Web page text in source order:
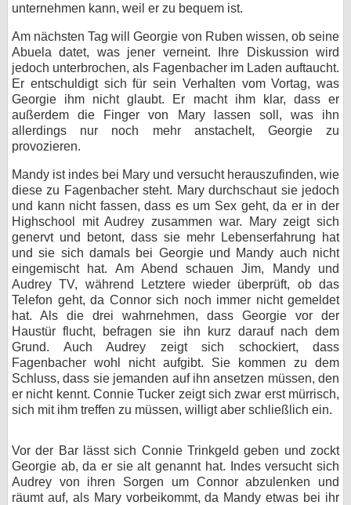
unternehmen kann, weil er zu bequem ist.
Am nächsten Tag will Georgie von Ruben wissen, ob seine
Abuela datet, was jener verneint. Ihre Diskussion wird
jedoch unterbrochen, als Fagenbacher im Laden auftaucht.
Er entschuldigt sich für sein Verhalten vom Vortag, was
Georgie ihm nicht glaubt. Er macht ihm klar, dass er
außerdem die Finger von Mary lassen soll, was ihn
allerdings nur noch mehr anstachelt, Georgie zu
provozieren.
Mandy ist indes bei Mary und versucht herauszufinden, wie
diese zu Fagenbacher steht. Mary durchschaut sie jedoch
und kann nicht fassen, dass es um Sex geht, da er in der
Highschool mit Audrey zusammen war. Mary zeigt sich
genervt und betont, dass sie mehr Lebenserfahrung hat
und sie sich damals bei Georgie und Mandy auch nicht
eingemischt hat. Am Abend schauen Jim, Mandy und
Audrey TV, während Letztere wieder überprüft, ob das
Telefon geht, da Connor sich noch immer nicht gemeldet
hat. Als die drei wahrnehmen, dass Georgie vor der
Haustür flucht, befragen sie ihn kurz darauf nach dem
Grund. Auch Audrey zeigt sich schockiert, dass
Fagenbacher wohl nicht aufgibt. Sie kommen zu dem
Schluss, dass sie jemanden auf ihn ansetzen müssen, den
er nicht kennt. Connie Tucker zeigt sich zwar erst mürrisch,
sich mit ihm treffen zu müssen, willigt aber schließlich ein.
Vor der Bar lässt sich Connie Trinkgeld geben und zockt
Georgie ab, da er sie alt genannt hat. Indes versucht sich
Audrey von ihren Sorgen um Connor abzulenken und
räumt auf, als Mary vorbeikommt, da Mandy etwas bei ihr